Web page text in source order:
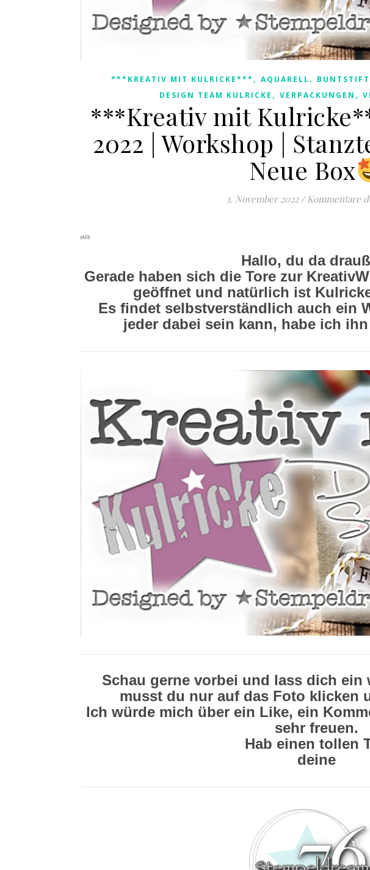
***KREATIV MIT KULRICKE***, AQUARELL,
DESIGN TEAM KULRICKE , VERPACKUNGEN ,
***Kreativ mit
2022 | Workshop |
Neue Box
3. November 2022 / Kommentare
(AD)
Hallo, du da
Gerade haben sich die Tore zur
geöffnet und natürlich ist
Es findet selbstverständlich auch ein
jeder dabei sein kann, habe ich
Schau gerne vorbei und lass dich ein
musst du nur auf das Foto klicken
Ich würde mich über ein Like, ein
sehr freuen.
Hab einen tollen
deine